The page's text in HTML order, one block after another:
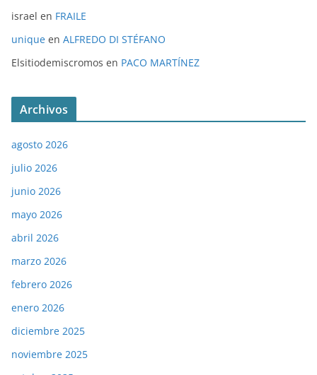
israel en FRAILE
unique en ALFREDO DI STÉFANO
Elsitiodemiscromos en PACO MARTÍNEZ
Archivos
agosto 2026
julio 2026
junio 2026
mayo 2026
abril 2026
marzo 2026
febrero 2026
enero 2026
diciembre 2025
noviembre 2025